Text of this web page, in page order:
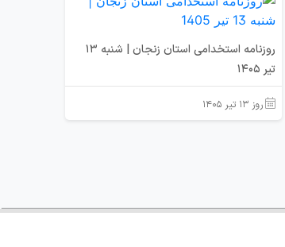
روزنامه استخدامی استان زنجان | شنبه 13
تیر 1405
روز ۱۳ تیر ۱۴۰۵